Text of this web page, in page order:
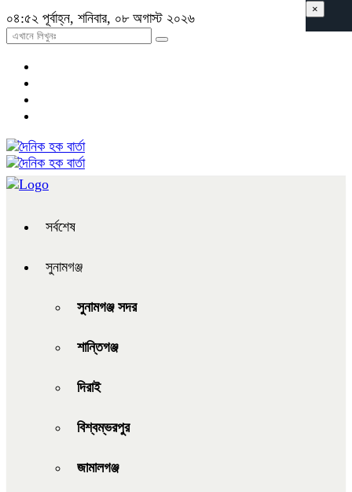
০৪:৫২ পূর্বাহ্ন, শনিবার, ০৮ অগাস্ট ২০২৬
সর্বশেষ
সুনামগঞ্জ
সুনামগঞ্জ সদর
শান্তিগঞ্জ
দিরাই
বিশ্বম্ভরপুর
জামালগঞ্জ
×